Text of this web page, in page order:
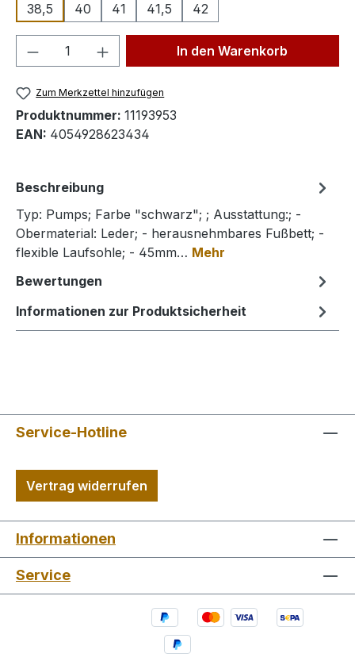
38,5
40 41 41,5 42
Produkt Anzahl: Gib denIn den Warenkorb
Zum Merkzettel hinzufügen
Produktnummer: 11193953
EAN: 4054928623434
Beschreibung
Typ: Pumps; Farbe "schwarz"; ; Ausstattung:; -
Obermaterial: Leder; - herausnehmbares Fußbett; -
flexible Laufsohle; - 45mm… Mehr
Bewertungen
Informationen zur Produktsicherheit
Service-Hotline
Vertrag widerrufen
Informationen
Service